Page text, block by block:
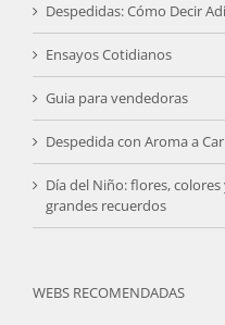
Despedidas: Cómo Decir
Ensayos Cotidianos
Guia para vendedoras
Despedida con Aroma a
Día del Niño: flores,
grandes recuerdos
WEBS RECOMENDADAS